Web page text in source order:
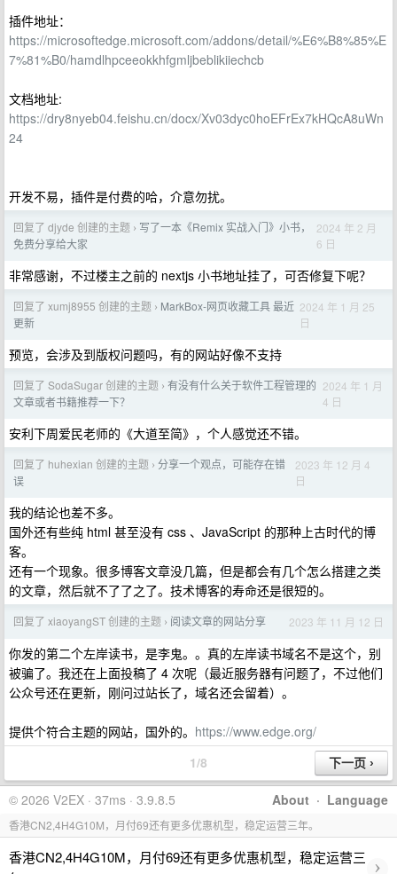
插件地址：
https://microsoftedge.microsoft.com/addons/detail/%E6%B8%85%E
7%81%B0/hamdlhpceeokkhfgmljbeblikiiechcb
文档地址:
https://dry8nyeb04.feishu.cn/docx/Xv03dyc0hoEFrEx7kHQcA8uWn
24
开发不易，插件是付费的哈，介意勿扰。
回复了 djyde 创建的主题 › 写了一本《Remix 实战入门》小书，
免费分享给大家
2024 年 2 月
6 日
非常感谢，不过楼主之前的 nextjs 小书地址挂了，可否修复下呢？
回复了 xumj8955 创建的主题 › MarkBox-网页收藏工具 最近
更新
2024 年 1 月 25
日
预览，会涉及到版权问题吗，有的网站好像不支持
回复了 SodaSugar 创建的主题 › 有没有什么关于软件工程管理的
文章或者书籍推荐一下？
2024 年 1 月
4 日
安利下周爱民老师的《大道至简》，个人感觉还不错。
回复了 huhexian 创建的主题 › 分享一个观点，可能存在错
误
2023 年 12 月 4
日
我的结论也差不多。
国外还有些纯 html 甚至没有 css 、JavaScript 的那种上古时代的博
客。
还有一个现象。很多博客文章没几篇，但是都会有几个怎么搭建之类
的文章，然后就不了了之了。技术博客的寿命还是很短的。
回复了 xiaoyangST 创建的主题 › 阅读文章的网站分享 2023 年 11 月 12 日
你发的第二个左岸读书，是李鬼。。真的左岸读书域名不是这个，别
被骗了。我还在上面投稿了 4 次呢（最近服务器有问题了，不过他们
公众号还在更新，刚问过站长了，域名还会留着）。
提供个符合主题的网站，国外的。 https://www.edge.org/
1/8
About · Language
© 2026 V2EX · 37ms · 3.9.8.5
香港CN2,4H4G10M，月付69还有更多优惠机型，稳定运营三年。
香港CN2,4H4G10M，月付69还有更多优惠机型，稳定运营三 ›